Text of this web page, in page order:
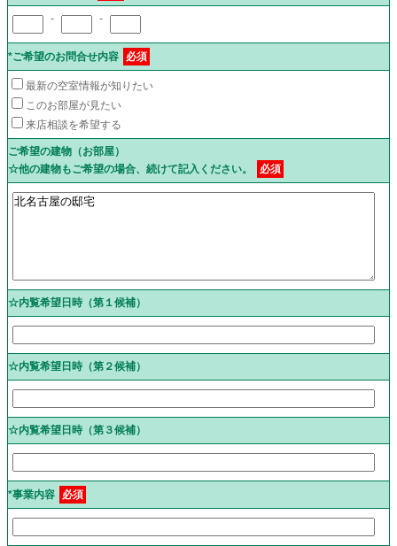
- -
*ご希望のお問合せ内容 必須
最新の空室情報が知りたい
このお部屋が見たい
来店相談を希望する
ご希望の建物（お部屋）
☆他の建物もご希望の場合、続けて記入ください。
必須
☆内覧希望日時（第１候補）
☆内覧希望日時（第２候補）
☆内覧希望日時（第３候補）
*事業内容 必須